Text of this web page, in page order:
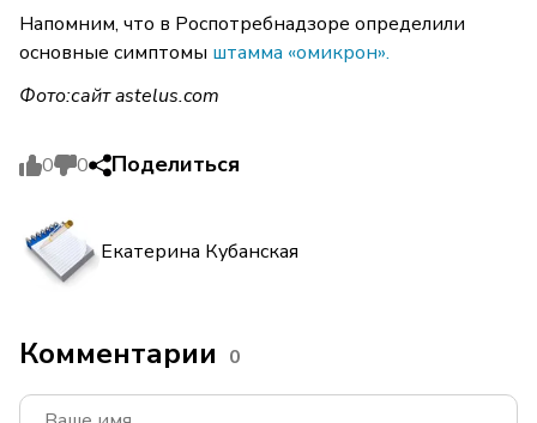
Напомним, что в Роспотребнадзоре определили
основные симптомы штамма «омикрон».
Фото:сайтastelus.com
0 0 Поделиться
Екатерина Кубанская
Комментарии 0